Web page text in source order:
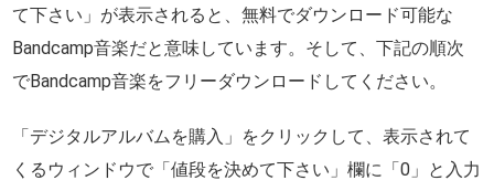
て下さい」が表示されると、無料でダウンロード可能な
Bandcamp音楽だと意味しています。そして、下記の順次
でBandcamp音楽をフリーダウンロードしてください。
「デジタルアルバムを購入」をクリックして、表示されて
くるウィンドウで「値段を決めて下さい」欄に「0」と入力